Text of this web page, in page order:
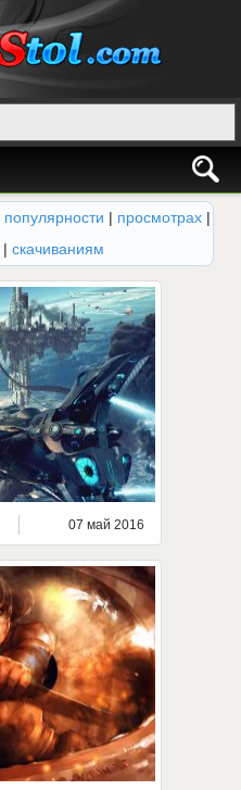
популярности | просмотрах |
| скачиваниям
07 май 2016